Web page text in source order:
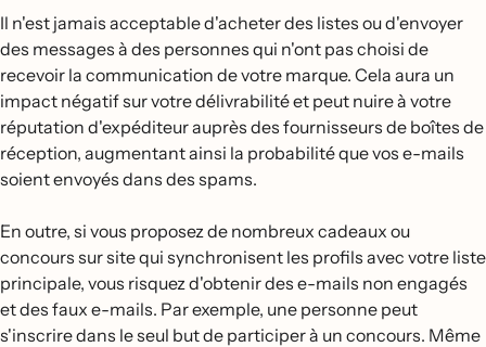
Il n'est jamais acceptable d'acheter des listes ou d'envoyer
des messages à des personnes qui n'ont pas choisi de
recevoir la communication de votre marque. Cela aura un
impact négatif sur votre délivrabilité et peut nuire à votre
réputation d'expéditeur auprès des fournisseurs de boîtes de
réception, augmentant ainsi la probabilité que vos e-mails
soient envoyés dans des spams.
En outre, si vous proposez de nombreux cadeaux ou
concours sur site qui synchronisent les profils avec votre liste
principale, vous risquez d'obtenir des e-mails non engagés
et des faux e-mails. Par exemple, une personne peut
s'inscrire dans le seul but de participer à un concours. Même